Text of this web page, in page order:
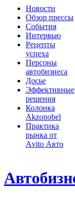
Новости
Обзор прессы
События
Интервью
Рецепты
успеха
Персоны
автобизнеса
Досье
Эффективные
решения
Колонка
Akzonobel
Практика
рынка от
Аvito Авто